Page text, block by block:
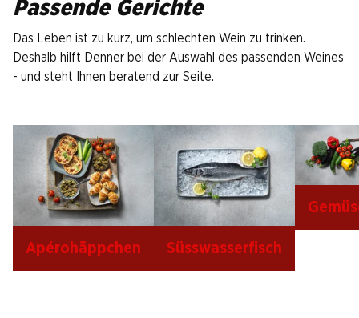
Passende Gerichte
Das Leben ist zu kurz, um schlechten Wein zu trinken.
Deshalb hilft Denner bei der Auswahl des passenden Weines
- und steht Ihnen beratend zur Seite.
Apérohäppchen Süsswasserfisch